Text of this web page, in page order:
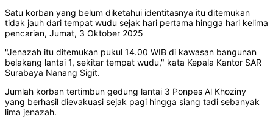
Satu korban yang belum diketahui identitasnya itu ditemukan
tidak jauh dari tempat wudu sejak hari pertama hingga hari kelima
pencarian, Jumat, 3 Oktober 2025
"Jenazah itu ditemukan pukul 14.00 WIB di kawasan bangunan
belakang lantai 1, sekitar tempat wudu," kata Kepala Kantor SAR
Surabaya Nanang Sigit.
Jumlah korban tertimbun gedung lantai 3 Ponpes Al Khoziny
yang berhasil dievakuasi sejak pagi hingga siang tadi sebanyak
lima jenazah.